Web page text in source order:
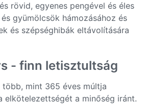
rövid, egyenes pengével és éles
gyümölcsök hámozásához és
és szépséghibák eltávolítására
- finn letisztultság
több, mint 365 éves múltja
elkötelezettségét a minőség iránt.